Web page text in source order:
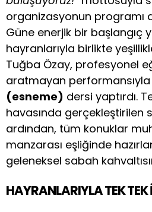
organizasyonun programı
Güne enerjik bir başlangıç
hayranlarıyla birlikte
Tuğba Özay, profesyonel
aratmayan performansıyla
(esneme) dersi yaptırdı.
havasında gerçekleştirilen
ardından, tüm konuklar
manzarası eşliğinde
geleneksel sabah
HAYRANLARIYLA TEK TEK